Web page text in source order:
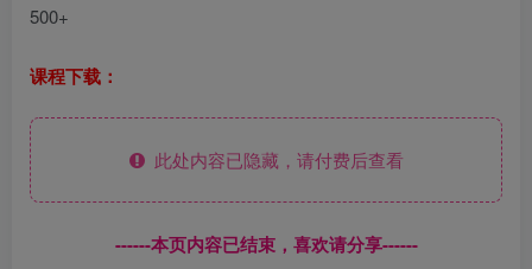
500+
课程下载：
此处内容已隐藏，请付费后查看
------本页内容已结束，喜欢请分享------